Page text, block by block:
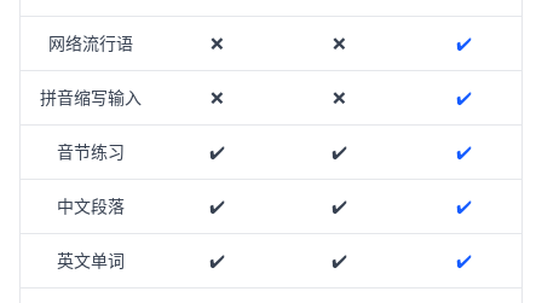
网络流行语 ❌ ❌ ✔️
拼音缩写输入 ❌ ❌ ✔️
音节练习 ✔️ ✔️ ✔️
中文段落 ✔️ ✔️ ✔️
英文单词 ✔️ ✔️ ✔️